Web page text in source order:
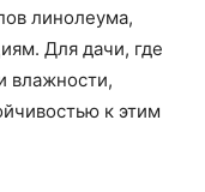
линолеума,
Для дачи, где
влажности,
к этим